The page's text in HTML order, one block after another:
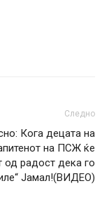
Следно
Кога децата на
на ПСЖ ќе
од радост дека го
Јамал!(ВИДЕО)